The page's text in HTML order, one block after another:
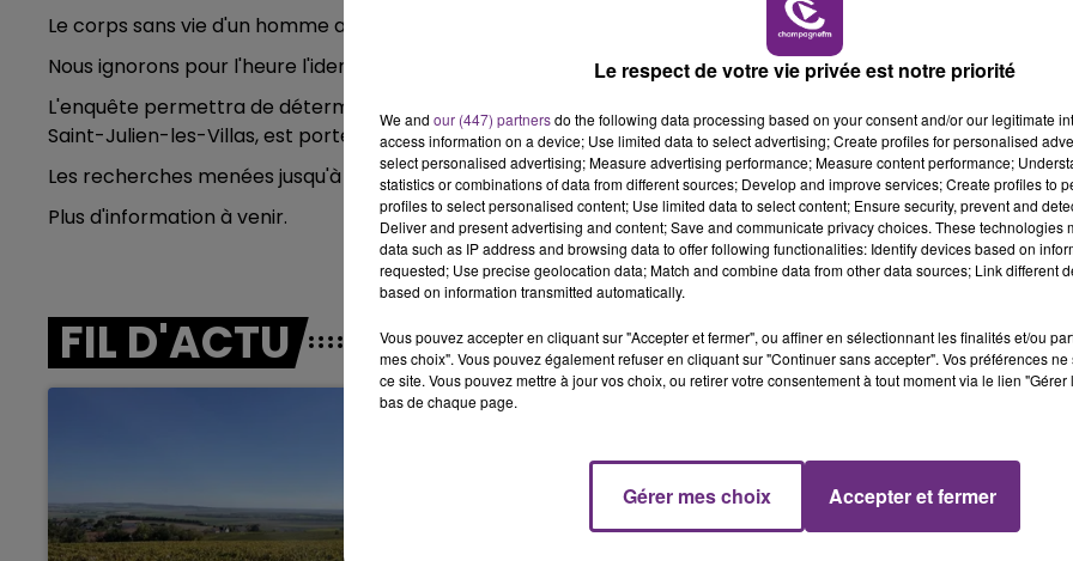
6h00 - 10h00 10h00 - 14h00
LE TICKET DE CAISSE
Le corps sans vie d'un homme a été retrouvé tôt ce matin.
Nous ignorons pour l'heure l'identité de la victime et les circonstances de la mort.
L'enquête permettra de déterminer, si cette affaire est liée à la disparition de
Saint-Julien-les-Villas, est porté disparu depuis le 12 juin dernier.
Les recherches menées jusqu'à présent n'ont rien donné.
Plus d'information à venir.
FIL D'ACTU
14h00 - 15h00
La Radio Pop Le Club Champagne FM
Le respect de votre vie privée est notre priorité
We and our (447) partnersdo the following data processing based on your consent and/or our legitimate
access information on a device; Use limited data to select advertising; Create profiles for personalised
select personalised advertising; Measure advertising performance; Measure content performance;
statistics or combinations of data from different sources; Develop and improve services; Create profiles to
profiles to select personalised content; Use limited data to select content; Ensure security, prevent and
Deliver and present advertising and content; Save and communicate privacy choices. These technologies
data such as IP address and browsing data to offer following functionalities: Identify devices based on
requested; Use precise geolocation data; Match and combine data from other data sources; Link different
based on information transmitted automatically.
Vous pouvez accepter en cliquant sur "Accepter et fermer", ou affiner en sélectionnant les finalités et/ou
mes choix". Vous pouvez également refuser en cliquant sur "Continuer sans accepter". Vos préférences
ce site. Vous pouvez mettre à jour vos choix, ou retirer votre consentement à tout moment via le lien
bas de chaque page.
Gérer mes choix Accepter et fermer